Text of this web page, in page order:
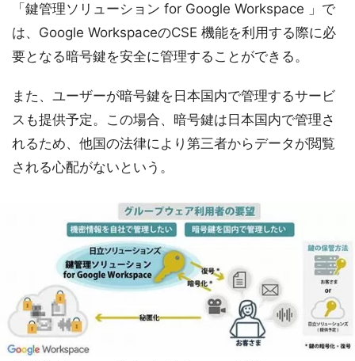
「鍵管理ソリューション for Google Workspace 」で
は、Google WorkspaceのCSE 機能を利用する際に必
要となる暗号鍵を安全に管理することができる。
また、ユーザーが暗号鍵を日本国内で管理するサービ
スも提供予定。この場合、暗号鍵は日本国内で管理さ
れるため、他国の法律により第三者からデータが閲覧
される心配がないという。